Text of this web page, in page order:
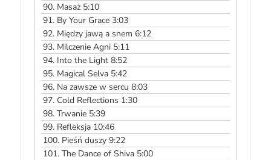
90. Masaż 5:10
91. By Your Grace 3:03
92. Między jawą a snem 6:12
93. Milczenie Agni 5:11
94. Into the Light 8:52
95. Magical Selva 5:42
96. Na zawsze w sercu 8:03
97. Cold Reflections 1:30
98.Trwanie 5:39
99. Refleksja 10:46
100. Pieśń duszy 9:22
101.The Dance of Shiva 5:00